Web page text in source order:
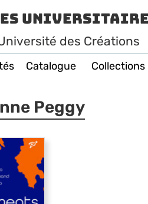
des Créations
Catalogue Collections
Peggy